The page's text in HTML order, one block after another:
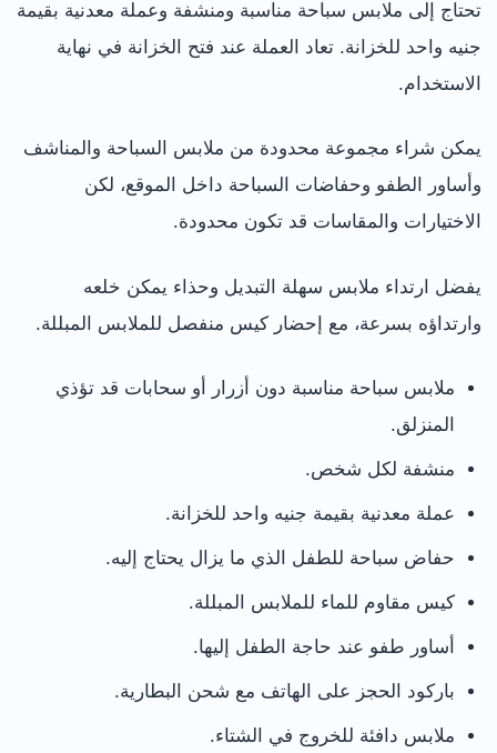
تحتاج إلى ملابس سباحة مناسبة ومنشفة وعملة معدنية بقيمة
جنيه واحد للخزانة. تعاد العملة عند فتح الخزانة في نهاية
الاستخدام.
يمكن شراء مجموعة محدودة من ملابس السباحة والمناشف
وأساور الطفو وحفاضات السباحة داخل الموقع، لكن
الاختيارات والمقاسات قد تكون محدودة.
يفضل ارتداء ملابس سهلة التبديل وحذاء يمكن خلعه
وارتداؤه بسرعة، مع إحضار كيس منفصل للملابس المبللة.
ملابس سباحة مناسبة دون أزرار أو سحابات قد تؤذي
المنزلق.
منشفة لكل شخص.
عملة معدنية بقيمة جنيه واحد للخزانة.
حفاض سباحة للطفل الذي ما يزال يحتاج إليه.
كيس مقاوم للماء للملابس المبللة.
أساور طفو عند حاجة الطفل إليها.
باركود الحجز على الهاتف مع شحن البطارية.
ملابس دافئة للخروج في الشتاء.